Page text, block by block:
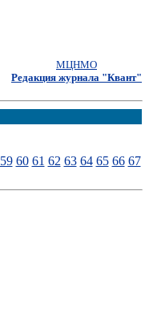
МЦНМО
Редакция журнала "Квант"
59 60 61 62 63 64 65 66 67